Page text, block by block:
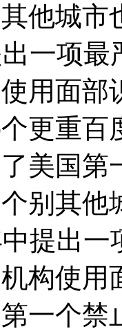
他城市
一项
用面部
更重百
美国
别其
提出
构使用
一个禁